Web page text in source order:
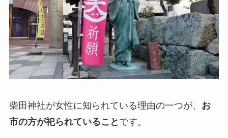
柴田神社が女性に知られている理由の一つが、 お
市の方が祀られていること です。